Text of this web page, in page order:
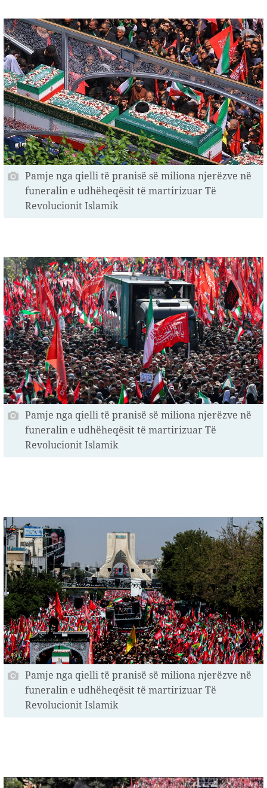
Pamje nga qielli të pranisë së miliona njerëzve në
funeralin e udhëheqësit të martirizuar Të
Revolucionit Islamik
Pamje nga qielli të pranisë së miliona njerëzve në
funeralin e udhëheqësit të martirizuar Të
Revolucionit Islamik
Pamje nga qielli të pranisë së miliona njerëzve në
funeralin e udhëheqësit të martirizuar Të
Revolucionit Islamik